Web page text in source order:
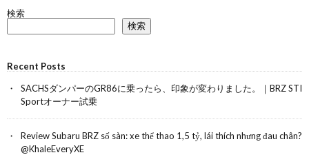
検索
検索
Recent Posts
SACHSダンパーのGR86に乗ったら、印象が変わりました。｜BRZ STI
Sportオーナー試乗
Review Subaru BRZ số sàn: xe thể thao 1,5 tỷ, lái thích nhưng đau chân?
@KhaleEveryXE